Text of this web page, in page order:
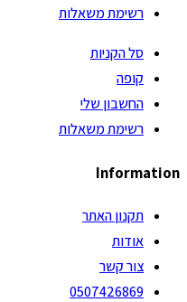
רשימת משאלות
סל הקניות
קופה
החשבון שלי
רשימת משאלות
Information
תקנון האתר
אודות
צור קשר
0507426869